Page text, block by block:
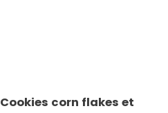
Cookies corn flakes et